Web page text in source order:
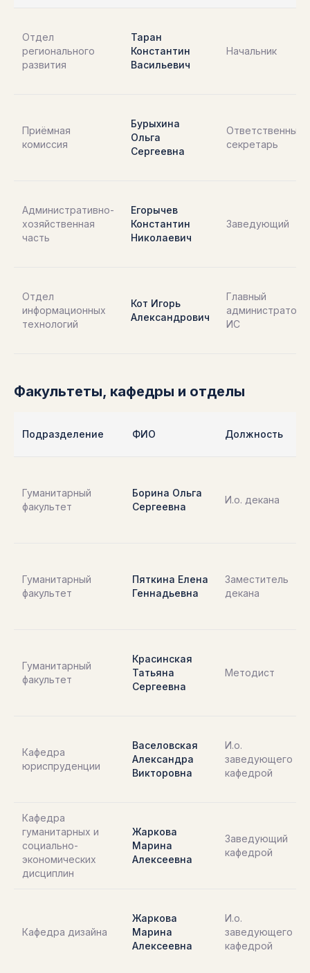
Отдел
регионального
развития
Таран
Константин
Васильевич
Начальник
Приёмная
комиссия
Бурыхина
Ольга
Сергеевна
Ответственный
секретарь
Административно-
хозяйственная
часть
Егорычев
Константин
Николаевич
Заведующий
Отдел
информационных
технологий
Кот Игорь
Александрович
Главный
администратор
ИС
Факультеты, кафедры и отделы
Подразделение ФИО Должность
Гуманитарный
факультет
Борина Ольга
Сергеевна
И.о. декана
Гуманитарный
факультет
Пяткина Елена
Геннадьевна
Заместитель
декана
Гуманитарный
факультет
Красинская
Татьяна
Сергеевна
Методист
Кафедра
юриспруденции
Васеловская
Александра
Викторовна
И.о.
заведующего
кафедрой
Кафедра
гуманитарных и
социально-
экономических
дисциплин
Жаркова
Марина
Алексеевна
Заведующий
кафедрой
Кафедра дизайна
Жаркова
Марина
Алексеевна
И.о.
заведующего
кафедрой